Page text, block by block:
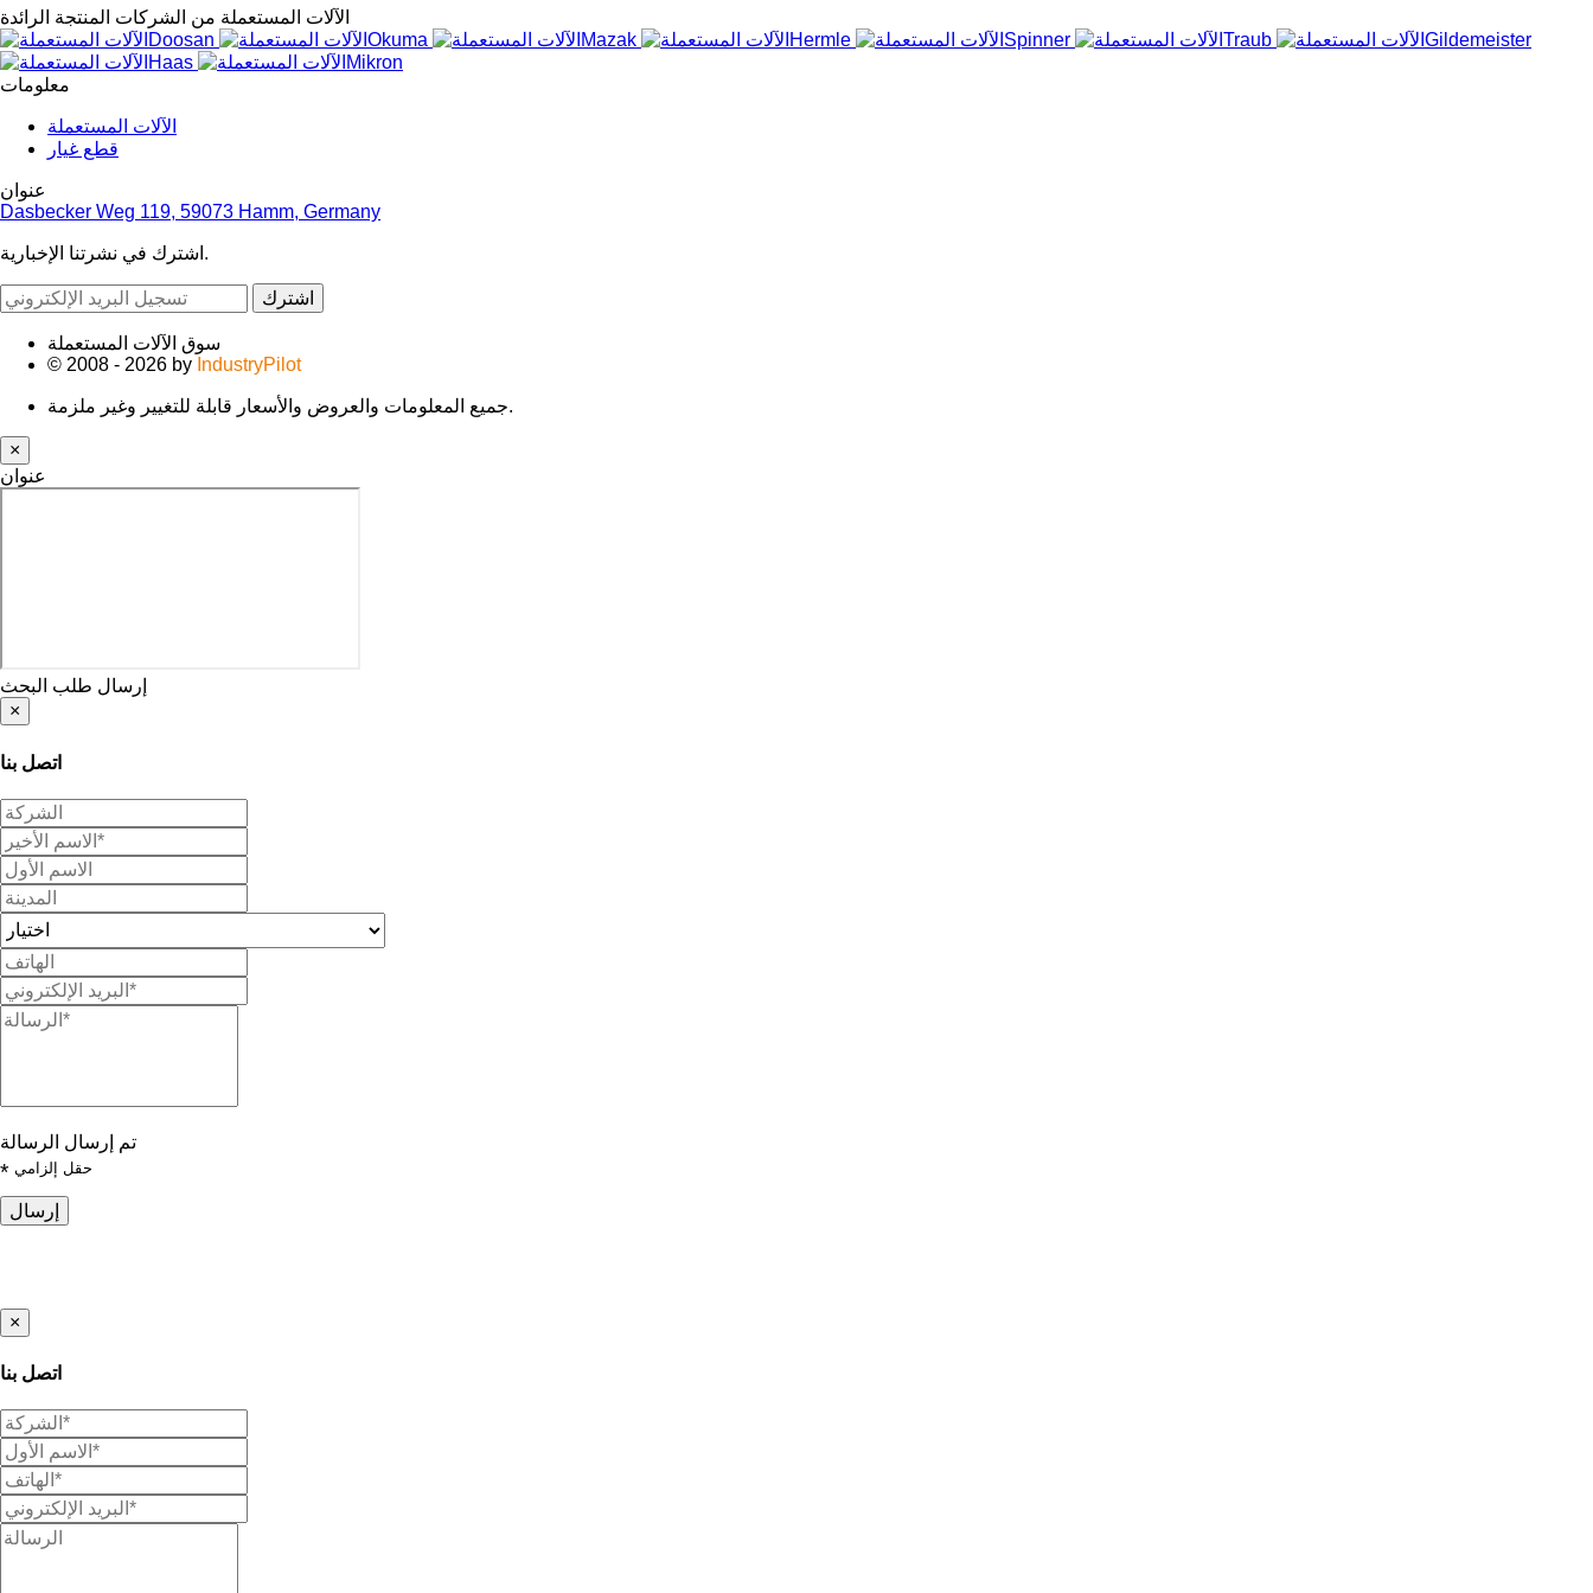
الآلات المستعملة من الشركات المنتجة الرائدة
معلومات
الآلات المستعملة
قطع غيار
عنوان
Dasbecker Weg 119, 59073 Hamm, Germany
اشترك في نشرتنا الإخبارية.
اشترك
سوق الآلات المستعملة
© 2008 - 2026 by IndustryPilot
جميع المعلومات والعروض والأسعار قابلة للتغيير وغير ملزمة.
×
عنوان
إرسال طلب البحث
×
اتصل بنا
تم إرسال الرسالة
* حقل إلزامي
إرسال
×
اتصل بنا